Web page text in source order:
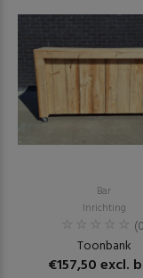
Bar
Inrichting
Toonbank
€157,50 excl.